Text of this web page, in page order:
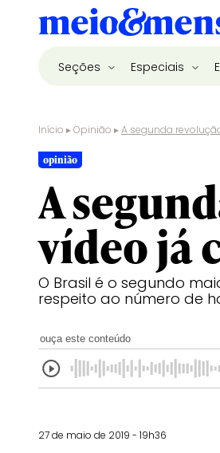
Seções Especiais
Início ▸Opinião ▸A segunda
opinião
A
vídeo já
O Brasil é o segundo
respeito ao número de
ouça este conteúdo
27 de maio de 2019 - 19h36